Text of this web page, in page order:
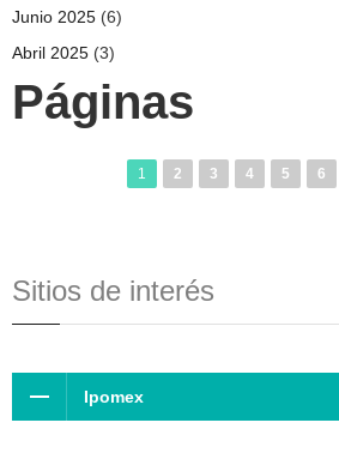
Junio 2025 (6)
Abril 2025 (3)
Páginas
1 2 3 4 5 6
Sitios de interés
Ipomex